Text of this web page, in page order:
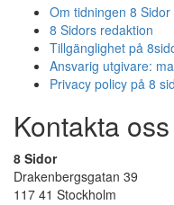
Om tidningen 8 Sidor
8 Sidors redaktion
Tillgänglighet på
Ansvarig utgivare:
Privacy policy på 8
Kontakta oss
8 Sidor
Drakenbergsgatan 39
117 41 Stockholm